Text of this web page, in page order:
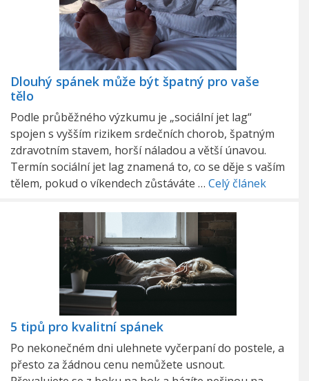
Dlouhý spánek může být špatný pro vaše
tělo
Podle průběžného výzkumu je „sociální jet lag“
spojen s vyšším rizikem srdečních chorob, špatným
zdravotním stavem, horší náladou a větší únavou.
Termín sociální jet lag znamená to, co se děje s vaším
tělem, pokud o víkendech zůstáváte … Celý článek
5 tipů pro kvalitní spánek
Po nekonečném dni ulehnete vyčerpaní do postele, a
přesto za žádnou cenu nemůžete usnout.